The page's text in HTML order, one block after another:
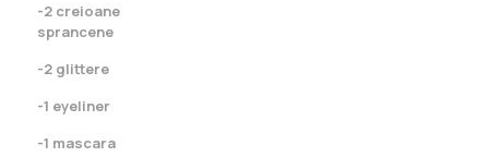
-2 creioane
sprancene
-2 glittere
-1 eyeliner
-1 mascara